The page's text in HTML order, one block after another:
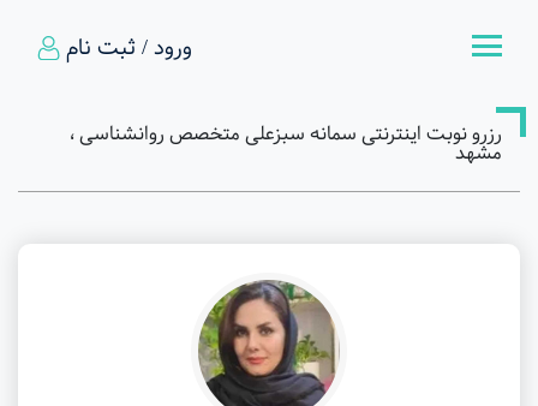
ورود / ثبت نام
رزرو نوبت اینترنتی سمانه سبزعلی متخصص روانشناسی ،
مشهد